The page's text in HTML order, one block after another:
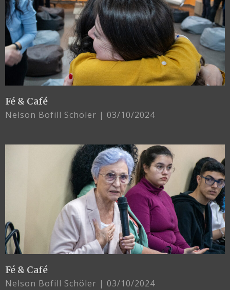
Fé & Café
Nelson Bofill Schöler 03/10/2024
Fé & Café
Nelson Bofill Schöler 03/10/2024